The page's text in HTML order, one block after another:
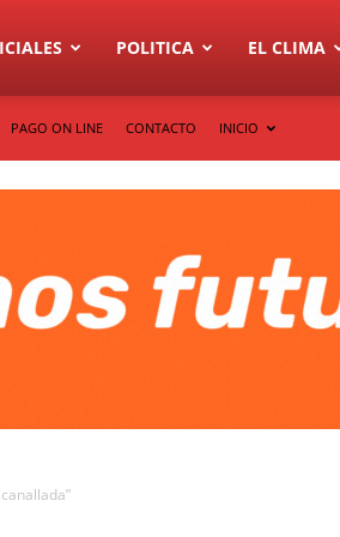
POLITICA EL CLIMA
PAGO ON LINE CONTACTO INICIO